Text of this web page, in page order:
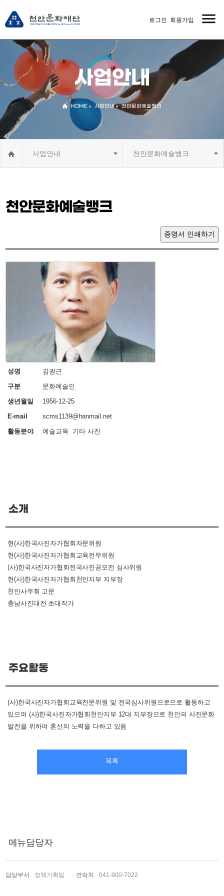
menu
로그인 회원가입
사업안내
HOME 사업안내 천안문화예술뱅크
사업안내 천안문화예술뱅크
천안문화예술뱅크
증명서 인쇄하기
성명
김광근
구분
문화예술인
생년월일
1956-12-25
E-mail
scms1139@hanmail.net
활동분야
예술교육 기타 사진
소개
현(사)한국사진자가협회자문위원
현(사)한국사진자가협회교육전무위원
(사)한국사진자가협회전국사진공모전 심사위원
현(사)한국사진자가협회천안지부 지부장
천안사우회 고문
충남사진대전 초대작가
주요활동
(사)한국사진자가협회교육전문위원 및 전국심사위원으로으로 활동하고
있으며 (사)한국사진자가협회천안지부 12대 지부장으로 천안의 사진문화
발전을 위하여 혼신의 노력을 다하고 있음
목록
메뉴담당자
담당부서 정책기획팀 연락처 041-900-7022